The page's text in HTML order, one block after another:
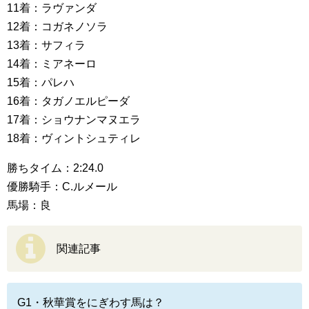
11着：ラヴァンダ
12着：コガネノソラ
13着：サフィラ
14着：ミアネーロ
15着：パレハ
16着：タガノエルピーダ
17着：ショウナンマヌエラ
18着：ヴィントシュティレ
勝ちタイム：2:24.0
優勝騎手：C.ルメール
馬場：良
関連記事
G1・秋華賞をにぎわす馬は？